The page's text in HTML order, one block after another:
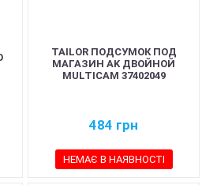
TAILOR ПОДСУМОК ПОД
МАГАЗИН AK ДВОЙНОЙ
MULTICAM 37402049
484 грн
НЕМАЄ В НАЯВНОСТІ